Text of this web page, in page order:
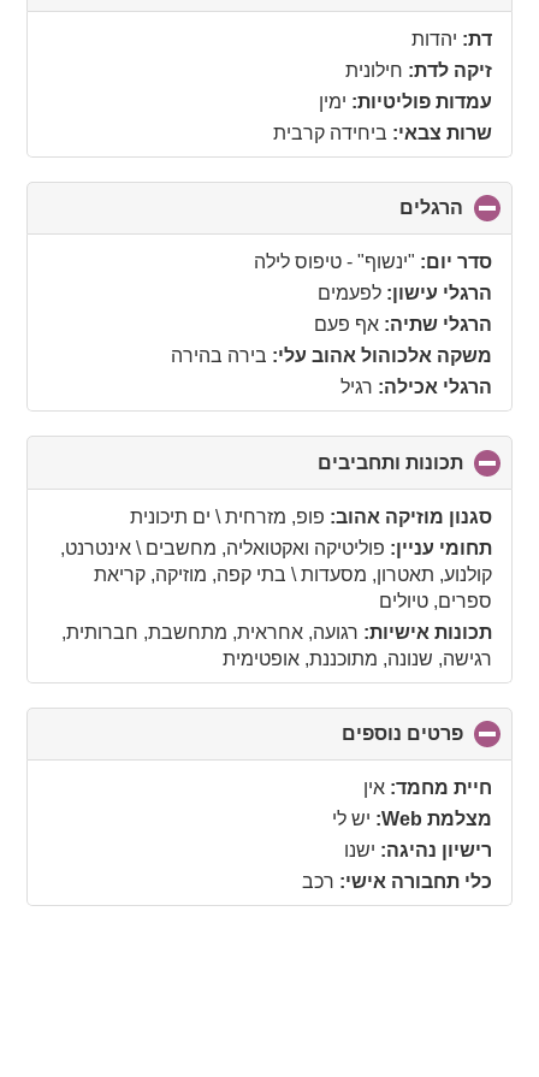
to
דת: יהדות
זיקה לדת: חילונית
עמדות פוליטיות: ימין
שרות צבאי: ביחידה קרבית
הרגלים
to
collapse
contents
סדר יום: "ינשוף" - טיפוס לילה
הרגלי עישון: לפעמים
הרגלי שתיה: אף פעם
משקה אלכוהול אהוב עלי: בירה בהירה
הרגלי אכילה: רגיל
תכונות ותחביבים
to
collapse
contents
סגנון מוזיקה אהוב: פופ, מזרחית \ ים תיכונית
תחומי עניין: פוליטיקה ואקטואליה, מחשבים \ אינטרנט,
קולנוע, תאטרון, מסעדות \ בתי קפה, מוזיקה, קריאת
ספרים, טיולים
תכונות אישיות: רגועה, אחראית, מתחשבת, חברותית,
רגישה, שנונה, מתוכננת, אופטימית
פרטים נוספים
to
contents
חיית מחמד: אין
מצלמת Web:
יש לי
רישיון נהיגה: ישנו
כלי תחבורה אישי: רכב